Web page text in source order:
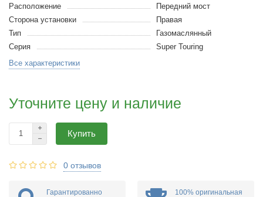
Расположение
Передний мост
Сторона установки
Правая
Тип
Газомаслянный
Серия
Super Touring
Все характеристики
Уточните цену и наличие
Купить
0 отзывов
Гарантированно
100% оригинальная